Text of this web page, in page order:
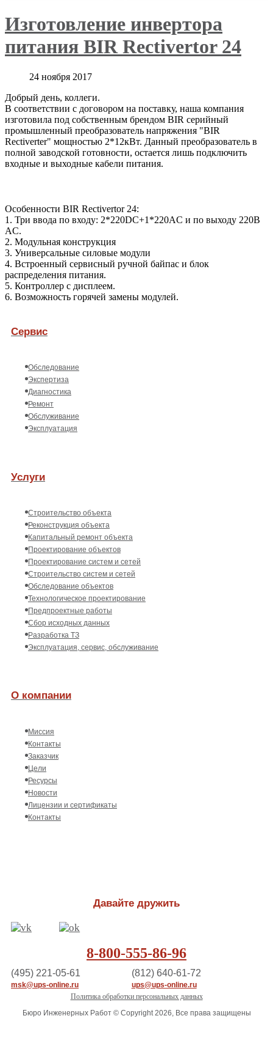
Изготовление инвертора
питания BIR Rectivertor 24
24 ноября 2017
Добрый день, коллеги.
В соответствии с договором на поставку, наша компания
изготовила под собственным брендом BIR серийный
промышленный преобразователь напряжения "BIR
Rectiverter" мощностью 2*12кВт. Данный преобразователь в
полной заводской готовности, остается лишь подключить
входные и выходные кабели питания.
Особенности BIR Rectivertor 24:
1. Три ввода по входу: 2*220DC+1*220AC и по выходу 220В
AC.
2. Модульная конструкция
3. Универсальные силовые модули
4. Встроенный сервисный ручной байпас и блок
распределения питания.
5. Контроллер с дисплеем.
6. Возможность горячей замены модулей.
Сервис
Обследование
Экспертиза
Диагностика
Ремонт
Обслуживание
Эксплуатация
Услуги
Строительство объекта
Реконструкция объекта
Капитальный ремонт объекта
Проектирование объектов
Проектирование систем и сетей
Строительство систем и сетей
Обследование объектов
Технологическое проектирование
Предпроектные работы
Сбор исходных данных
Разработка ТЗ
Эксплуатация, сервис, обслуживание
О компании
Миссия
Контакты
Заказчик
Цели
Ресурсы
Новости
Лицензии и сертификаты
Контакты
Давайте дружить
8-800-555-86-96
(495) 221-05-61
msk@ups-online.ru
(812) 640-61-72
ups@ups-online.ru
Политика обработки персональных данных
Бюро Инженерных Работ © Copyright 2026, Все права защищены